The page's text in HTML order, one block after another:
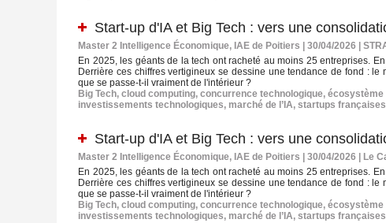
Start-up d'IA et Big Tech : vers une
Master 2 Intelligence Économique, IAE de Poitiers | 30/04/2026
En 2025, les géants de la tech ont racheté au moins 25 entreprises.
Derrière ces chiffres vertigineux se dessine une tendance de fond :
que se passe-t-il vraiment de l'intérieur ?
Big Tech, cloud computing, concurrence technologique, écosystème
investissements technologiques, marché de l’IA, startups françaises
Start-up d'IA et Big Tech : vers une
Master 2 Intelligence Économique, IAE de Poitiers | 30/04/2026
Le
En 2025, les géants de la tech ont racheté au moins 25 entreprises.
Derrière ces chiffres vertigineux se dessine une tendance de fond :
que se passe-t-il vraiment de l'intérieur ?
Big Tech, cloud computing, concurrence technologique, écosystème
investissements technologiques, marché de l’IA, startups françaises